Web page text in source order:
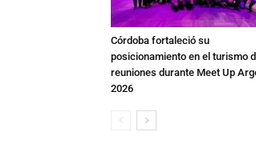
Córdoba fortaleció su
posicionamiento en el turismo
reuniones durante Meet Up
2026